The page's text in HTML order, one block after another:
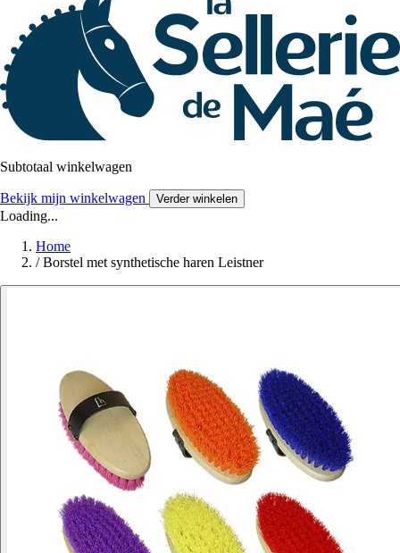
Subtotaal winkelwagen
Bekijk mijn winkelwagen Verder winkelen
Loading...
Home
/ Borstel met synthetische haren Leistner